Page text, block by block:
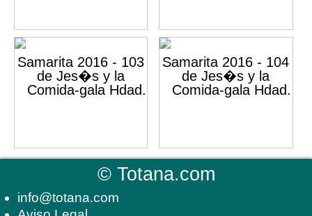
©Totana.com
info@totana.com